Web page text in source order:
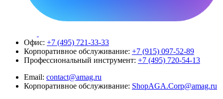
Офис: +7 (495) 721-33-33
Корпоративное обслуживание: +7 (915) 097-52-89
Профессиональный инструмент: +7 (495) 720-54-13
Email: contact@amag.ru
Корпоративное обслуживание: ShopAGA.Corp@amag.ru